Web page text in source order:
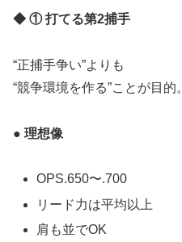
◆ ① 打てる第2捕手
“正捕手争い”よりも
“競争環境を作る”ことが目的。
● 理想像
OPS.650〜.700
リード力は平均以上
肩も並でOK